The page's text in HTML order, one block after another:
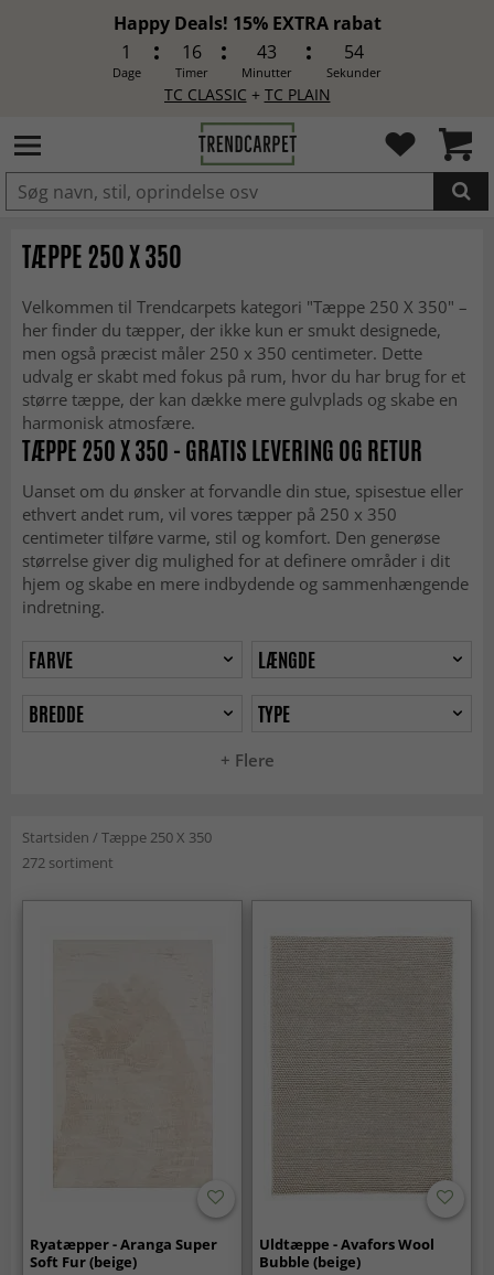
Happy Deals! 15% EXTRA rabat
1
Dage
16
Timer
43
Minutter
53
Sekunder
TC CLASSIC + TC PLAIN
LAGT I INDKØBSKURVEN.
TÆPPE 250 X 350
Velkommen til Trendcarpets kategori "Tæppe 250 X 350" –
her finder du tæpper, der ikke kun er smukt designede,
men også præcist måler 250 x 350 centimeter. Dette
udvalg er skabt med fokus på rum, hvor du har brug for et
større tæppe, der kan dække mere gulvplads og skabe en
harmonisk atmosfære.
TÆPPE 250 X 350 - GRATIS LEVERING OG RETUR
Uanset om du ønsker at forvandle din stue, spisestue eller
ethvert andet rum, vil vores tæpper på 250 x 350
centimeter tilføre varme, stil og komfort. Den generøse
størrelse giver dig mulighed for at definere områder i dit
hjem og skabe en mere indbydende og sammenhængende
indretning.
+ Flere
FARVE
LÆNGDE
BREDDE
TYPE
Startsiden /Tæppe 250 X 350
272 sortiment
Ryatæpper - Aranga Super
Soft Fur (beige)
Uldtæppe - Avafors Wool
Bubble (beige)